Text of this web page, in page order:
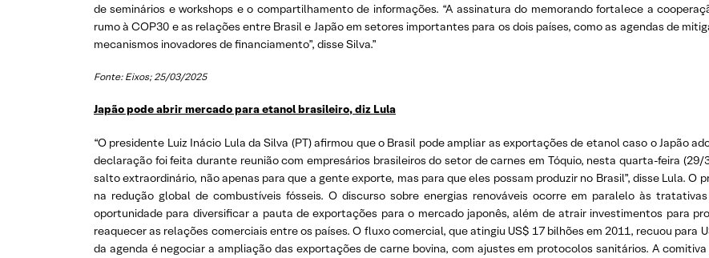
de seminários e workshops e o compartilhamento de informações. “A assinatura do memorando fortalece a
rumo à COP30 e as relações entre Brasil e Japão em setores importantes para os dois países, como as agendas de
mecanismos inovadores de financiamento”, disse Silva.”
Fonte: Eixos; 25/03/2025
Japão pode abrir mercado para etanol brasileiro, diz Lula
“O presidente Luiz Inácio Lula da Silva (PT) afirmou que o Brasil pode ampliar as exportações de etanol caso o Japão
declaração foi feita durante reunião com empresários brasileiros do setor de carnes em Tóquio, nesta quarta-feira (29/
salto extraordinário, não apenas para que a gente exporte, mas para que eles possam produzir no Brasil”, disse Lula.
na redução global de combustíveis fósseis. O discurso sobre energias renováveis ocorre em paralelo às
oportunidade para diversificar a pauta de exportações para o mercado japonês, além de atrair investimentos para
reaquecer as relações comerciais entre os países. O fluxo comercial, que atingiu US$ 17 bilhões em 2011, recuou para
da agenda é negociar a ampliação das exportações de carne bovina, com ajustes em protocolos sanitários. A